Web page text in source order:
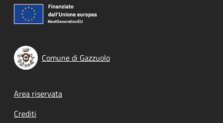
Comune di Gazzuolo
Footer menu
Area riservata
Crediti